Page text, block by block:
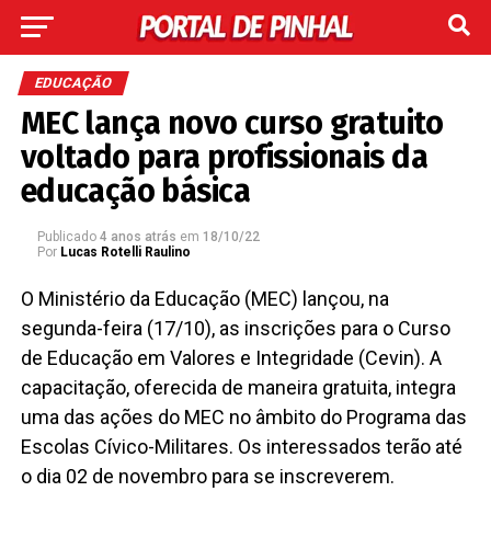
EDUCAÇÃO
MEC lança novo curso gratuito
voltado para profissionais da
educação básica
Publicado 4 anos atrás em 18/10/22
Por Lucas Rotelli Raulino
O Ministério da Educação (MEC) lançou, na
segunda-feira (17/10), as inscrições para o Curso
de Educação em Valores e Integridade (Cevin). A
capacitação, oferecida de maneira gratuita, integra
uma das ações do MEC no âmbito do Programa das
Escolas Cívico-Militares. Os interessados terão até
o dia 02 de novembro para se inscreverem.